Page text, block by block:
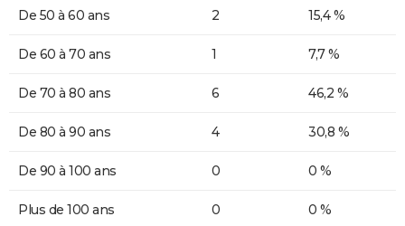
De 50 à 60 ans 2 15,4 %
De 60 à 70 ans 1 7,7 %
De 70 à 80 ans 6 46,2 %
De 80 à 90 ans 4 30,8 %
De 90 à 100 ans 0 0 %
Plus de 100 ans 0 0 %